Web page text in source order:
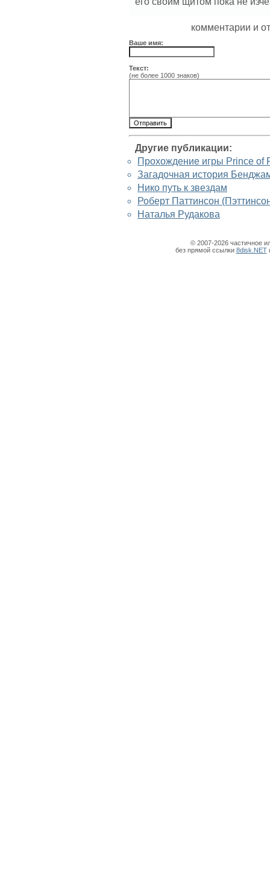
комментарии и
Ваше имя:
Текст:
(не более 1000 знаков)
Другие публикации:
Прохождение игры Prince of
Загадочная история
Нико путь к звездам
Роберт Паттинсон
Наталья Рудакова
© 2007-2026 частичное
без прямой ссылки 8disk.NET